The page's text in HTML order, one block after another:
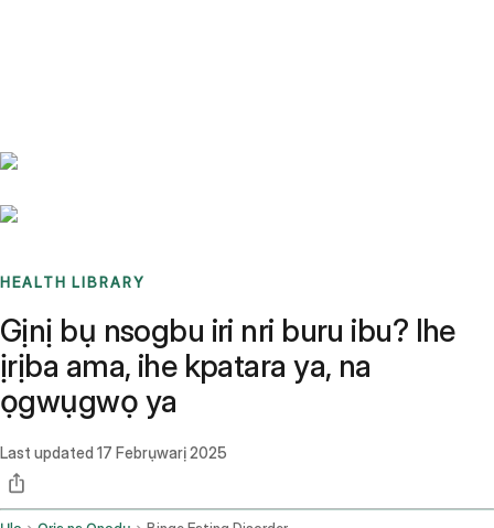
HEALTH LIBRARY
Gịnị bụ nsogbu iri nri buru ibu? Ihe
ịrịba ama, ihe kpatara ya, na
ọgwụgwọ ya
Last updated 17 Febrụwarị 2025